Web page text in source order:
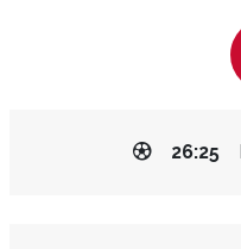
26:25